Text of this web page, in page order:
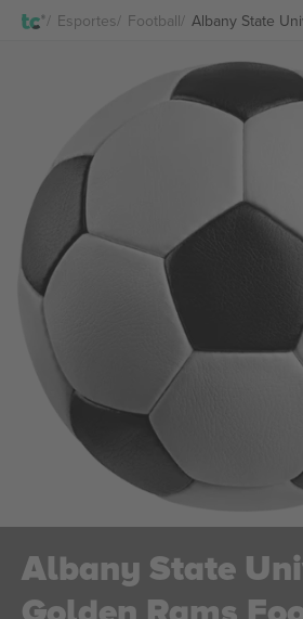
Esportes Football Albany State
Albany State